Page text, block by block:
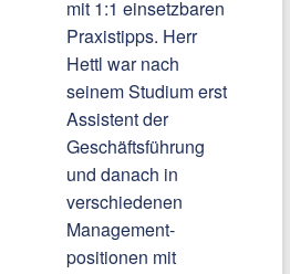
mit 1:1 einsetzbaren
Praxistipps. Herr
Hettl war nach
seinem Studium erst
Assistent der
Geschäftsführung
und danach in
verschiedenen
Management-
positionen mit